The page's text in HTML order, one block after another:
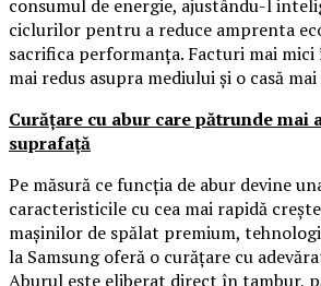
consumul de energie, ajustându-l
ciclurilor pentru a reduce amprenta
sacrifica performanța. Facturi mai
mai redus asupra mediului și o casă
Curățare cu abur care pătrunde mai
suprafață
Pe măsură ce funcția de abur devine
caracteristicile cu cea mai rapidă
mașinilor de spălat premium,
la Samsung oferă o curățare cu
Aburul este eliberat direct în tambur,